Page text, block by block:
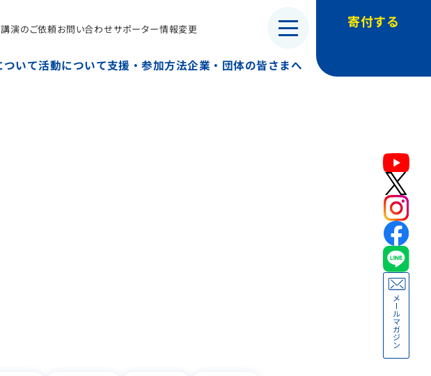
育・地雷・小型武器・子ども兵）
講演のご依頼お問い合わせサポーター情報変更
ついて活動について支援・参加方法企業・団体の皆さまへ
寄付する